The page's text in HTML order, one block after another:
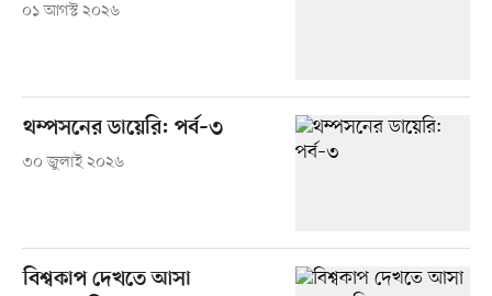
০১ আগস্ট ২০২৬
থম্পসনের ডায়েরি: পর্ব–৩
৩০ জুলাই ২০২৬
বিশ্বকাপ দেখতে আসা